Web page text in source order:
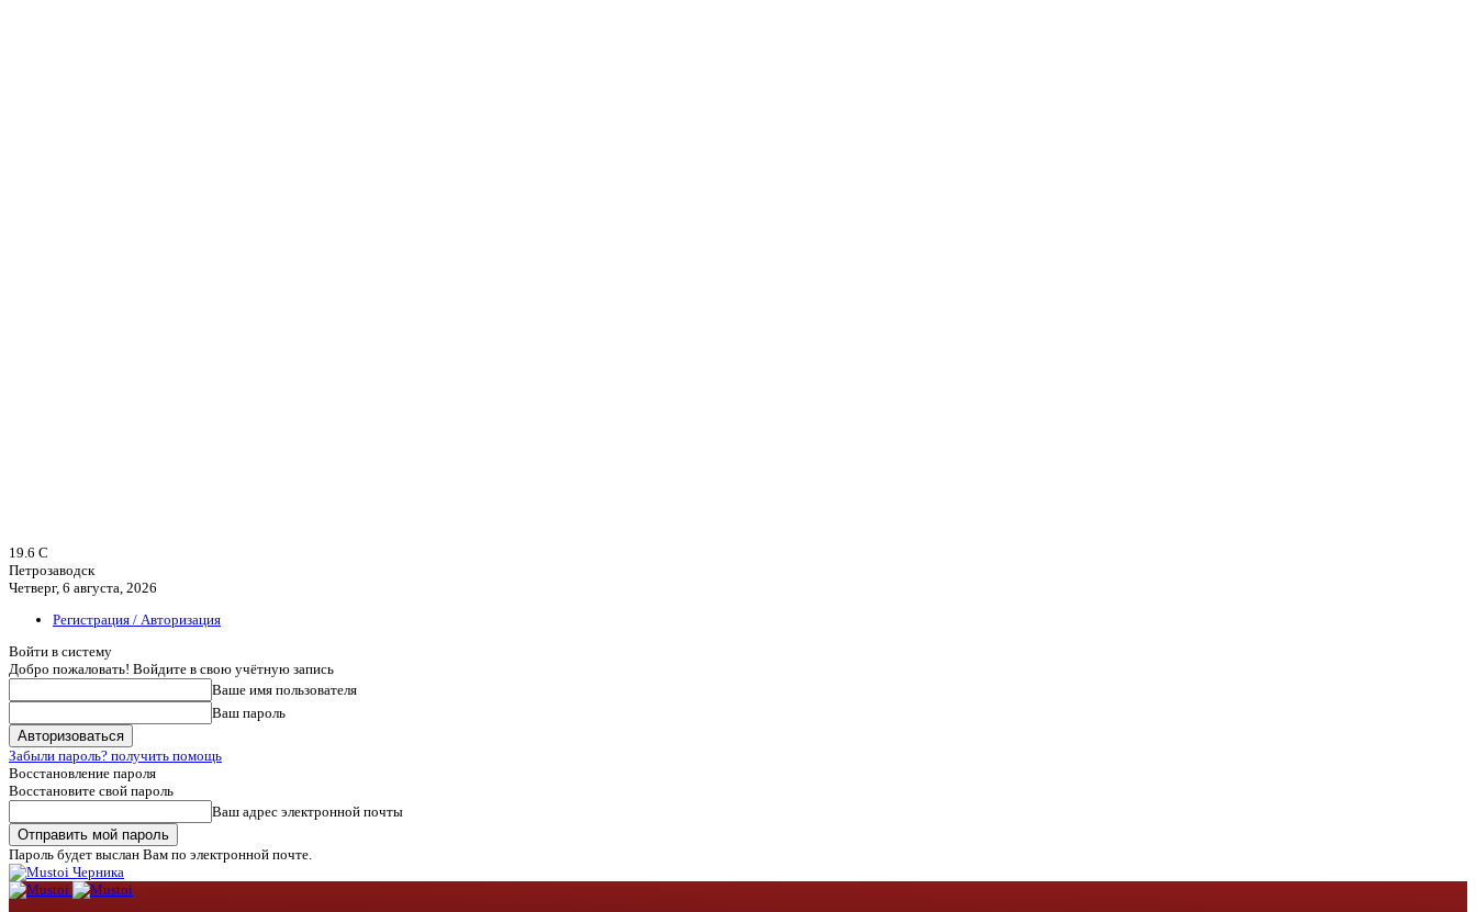
19.6 C
Петрозаводск
Четверг, 6 августа, 2026
Регистрация / Авторизация
Войти в систему
Добро пожаловать! Войдите в свою учётную запись
Ваше имя пользователя
Ваш пароль
Забыли пароль? получить помощь
Восстановление пароля
Восстановите свой пароль
Ваш адрес электронной почты
Пароль будет выслан Вам по электронной почте.
Черника